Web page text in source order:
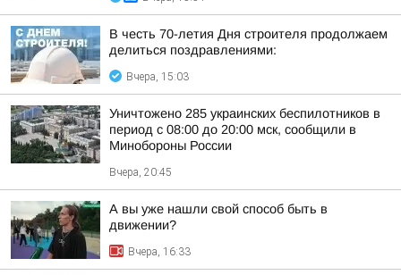
В честь 70-летия Дня строителя продолжаем
делиться поздравлениями:
Вчера, 15:03
Уничтожено 285 украинских беспилотников в
период с 08:00 до 20:00 мск, сообщили в
Минобороны России
Вчера, 20:45
А вы уже нашли свой способ быть в
движении?
Вчера, 16:33